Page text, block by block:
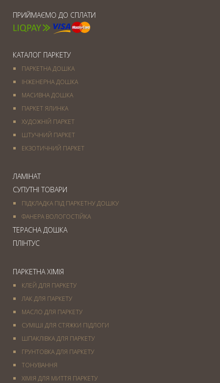
ПРИЙМАЄМО ДО СПЛАТИ
КАТАЛОГ ПАРКЕТУ
ПАРКЕТНА ДОШКА
ІНЖЕНЕРНА ДОШКА
МАСИВНА ДОШКА
ПАРКЕТ ЯЛИНКА
ХУДОЖНІЙ ПАРКЕТ
ШТУЧНИЙ ПАРКЕТ
ЕКЗОТИЧНИЙ ПАРКЕТ
ЛАМІНАТ
СУПУТНІ ТОВАРИ
ПІДКЛАДКА ПІД ПАРКЕТНУ ДОШКУ
ФАНЕРА ВОЛОГОСТІЙКА
ТЕРАСНА ДОШКА
ПЛІНТУС
ПАРКЕТНА ХІМІЯ
КЛЕЙ ДЛЯ ПАРКЕТУ
ЛАК ДЛЯ ПАРКЕТУ
МАСЛО ДЛЯ ПАРКЕТУ
СУМІШІ ДЛЯ СТЯЖКИ ПІДЛОГИ
ШПАКЛІВКА ДЛЯ ПАРКЕТУ
ГРУНТОВКА ДЛЯ ПАРКЕТУ
ТОНУВАННЯ
ХІМІЯ ДЛЯ МИТТЯ ПАРКЕТУ